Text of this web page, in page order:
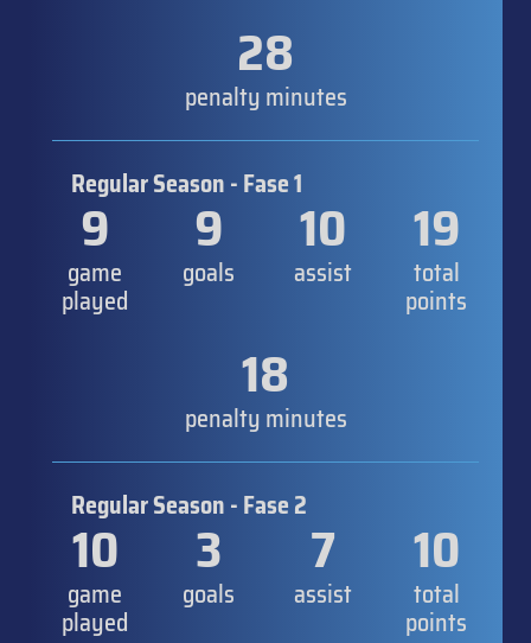
28
penalty minutes
Regular Season - Fase 1
9
game
played
9
goals
10
assist
19
total
points
18
penalty minutes
Regular Season - Fase 2
10
game
played
3
goals
7
assist
10
total
points